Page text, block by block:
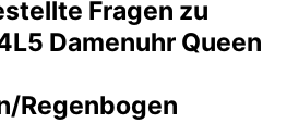
Fragen zu
Damenuhr Queen
Regenbogen